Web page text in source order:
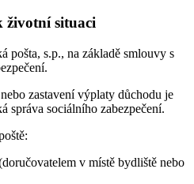
životní situaci
pošta, s.p., na základě smlouvy s
zastavení výplaty důchodu je
správa sociálního zabezpečení.
v místě bydliště nebo